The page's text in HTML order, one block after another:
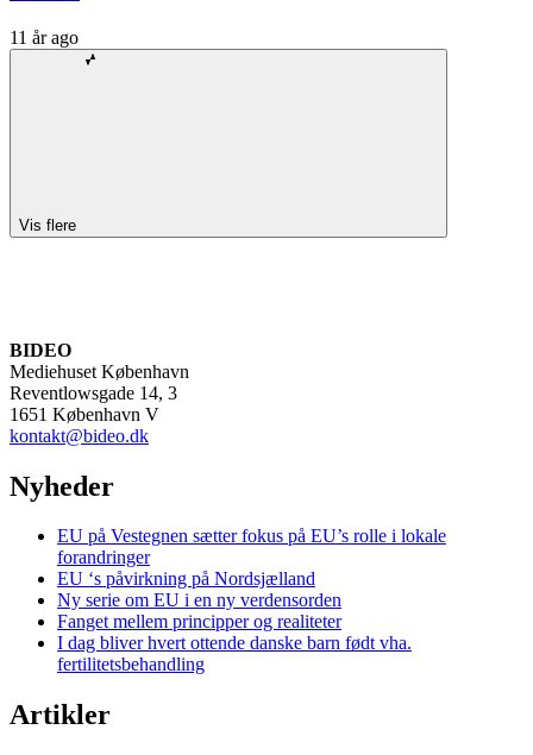
11 år ago
Vis flere
BIDEO
Mediehuset København
Reventlowsgade 14, 3
1651 København V
kontakt@bideo.dk
Nyheder
EU på Vestegnen sætter fokus på EU’s rolle i lokale
forandringer
EU ‘s påvirkning på Nordsjælland
Ny serie om EU i en ny verdensorden
Fanget mellem principper og realiteter
I dag bliver hvert ottende danske barn født vha.
fertilitetsbehandling
Artikler